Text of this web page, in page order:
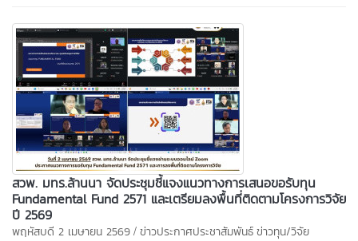
สวพ. มทร.ล้านนา จัดประชุมชี้แจงแนวทางการเสนอขอรับทุน
Fundamental Fund 2571 และเตรียมลงพื้นที่ติดตามโครงการวิจัย
ปี 2569
พฤหัสบดี 2 เมษายน 2569 / ข่าวประกาศประชาสัมพันธ์ข่าวทุน/วิจัย